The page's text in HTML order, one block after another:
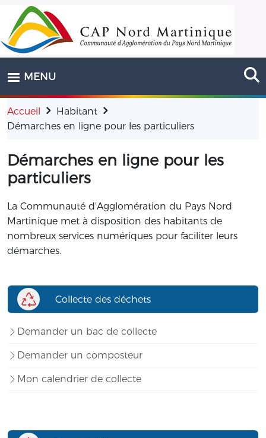
Aller au contenu principal
MENU
Accueil
Habitant
Démarches en ligne pour les particuliers
Démarches en ligne pour les
particuliers
La Communauté d'Agglomération du Pays Nord
Martinique met à disposition des habitants de
nombreux services numériques pour faciliter leurs
démarches.
Collecte des déchets
Demander un bac de collecte
Demander un composteur
Mon calendrier de collecte